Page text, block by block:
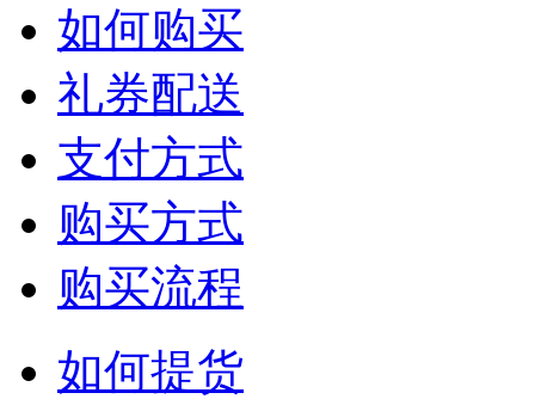
如何购买
礼券配送
支付方式
购买方式
购买流程
如何提货